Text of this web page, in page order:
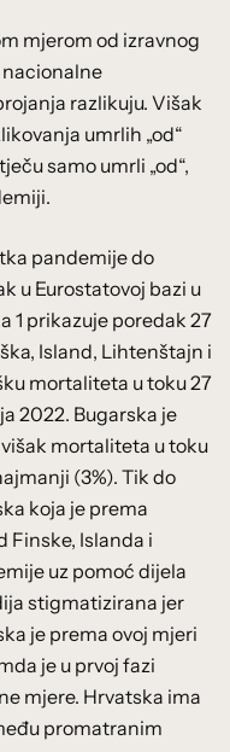
mjerom od izravnog
nacionalne
razlikuju. Višak
umrlih „od“
samo umrli „od“,
pandemije do
u Eurostatovoj bazi u
1 prikazuje poredak 27
Island, Lihtenštajn i
mortaliteta u toku 27
2022. Bugarska je
mortaliteta u toku
(3%). Tik do
koja je prema
Finske, Islanda i
uz pomoć dijela
stigmatizirana jer
je prema ovoj mjeri
je u prvoj fazi
mjere. Hrvatska ima
promatranim